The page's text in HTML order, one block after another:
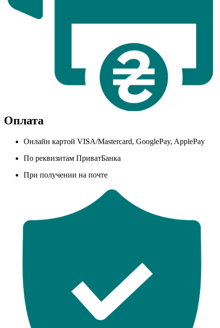
Оплата
Онлайн картой VISA/Mastercard, GooglePay, ApplePay
По реквизитам ПриватБанка
При получении на почте